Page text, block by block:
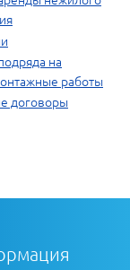
на
работы
договоры